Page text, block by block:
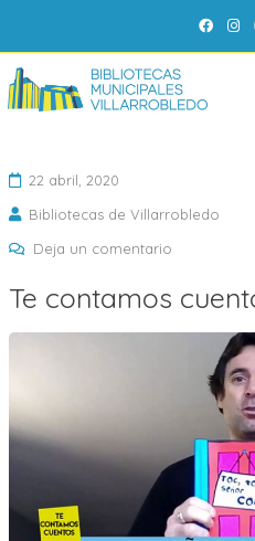
al
contenido
22 abril, 2020
Bibliotecas de Villarrobledo
Deja un comentarioen
contamos
cuentos
Señor
Te contamos